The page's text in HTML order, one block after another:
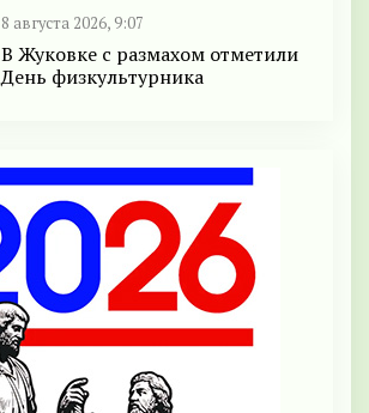
8 августа 2026, 9:07
В Жуковке с размахом отметили
День физкультурника